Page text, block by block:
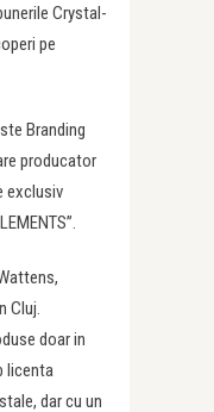
Crystal-
pe
Branding
producator
exclusiv
Cluj.
doar in
licenta
dar cu un